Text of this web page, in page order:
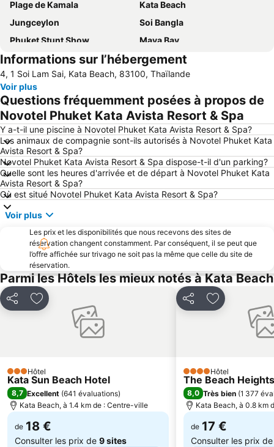
Plage de Kamala
Kata Beach
Jungceylon
Soi Bangla
Phuket Stunt Show
Maya Bay
Surin Beach
Raya Island
Freedom Beach
Thalang Road
Plage de Nai Thon
Bangla Thai Boxing
Nai Harn Beach
Phuket Sea Shell Museum
Laem Singh
Plage de Mai Khao
Ko Khai
Club esquestre de Phuket-Bangtao
Maithon Island
Inselrundfahrt Ko Yao Yai
Temple Chalong
Mini Golf Dino Parc
Rang Yai Island
Ko Hong
Informations sur l’hébergement
4, 1 Soi Lam Sai, Kata Beach, 83100, Thaïlande
Voir plus
Questions fréquemment posées à propos de
Novotel Phuket Kata Avista Resort & Spa
Y a-t-il une piscine à Novotel Phuket Kata Avista Resort & Spa?
Les animaux de compagnie sont-ils autorisés à Novotel Phuket Kata
Avista Resort & Spa?
Novotel Phuket Kata Avista Resort & Spa dispose-t-il d'un parking?
Quelle sont les heures d'arrivée et de départ à Novotel Phuket Kata
Avista Resort & Spa?
Où est situé Novotel Phuket Kata Avista Resort & Spa?
Voir plus
Les prix et les disponibilités que nous recevons des sites de
réservation changent constamment. Par conséquent, il se peut que
l’offre affichée sur trivago ne soit pas la même que celle du site de
réservation.
Parmi les Hôtels les mieux notés à Kata Beach
PartagerAjouter à mes favoris
3 Étoiles
Hôtel
Kata Sun Beach Hotel
8,7 Excellent (641 évaluations)
Kata Beach, à 1.4 km de : Centre-ville
de 18 €
Consulter les prix de 9 sites
PartagerAjouter à
4 ÉtoilesHôtel
The Beach
8,0 Très bien (1 377
Kata Beach, à 0.8 km
de 17 €
Consulter les prix